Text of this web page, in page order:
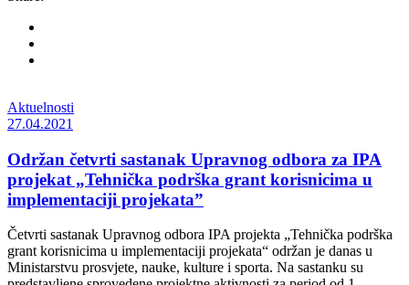
Aktuelnosti
27.04.2021
Održan četvrti sastanak Upravnog odbora za IPA
projekat „Tehnička podrška grant korisnicima u
implementaciji projekata”
Četvrti sastanak Upravnog odbora IPA projekta „Tehnička podrška
grant korisnicima u implementaciji projekata“ održan je danas u
Ministarstvu prosvjete, nauke, kulture i sporta. Na sastanku su